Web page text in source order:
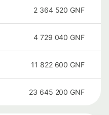
2 364 520 GNF
4 729 040 GNF
11 822 600 GNF
23 645 200 GNF